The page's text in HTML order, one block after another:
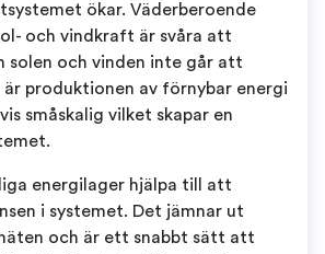
ökar. Väderberoende
och vindkraft är svåra att
solen och vinden inte går att
produktionen av förnybar energi
småskalig vilket skapar en
energilager hjälpa till att
i systemet. Det jämnar ut
och är ett snabbt sätt att